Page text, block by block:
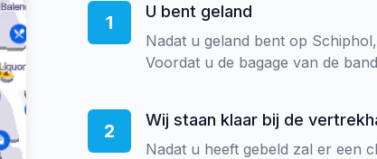
1
U bent geland
Nadat u geland bent op
Voordat u de bagage van de
2
Wij staan klaar bij de
Nadat u heeft gebeld zal er een